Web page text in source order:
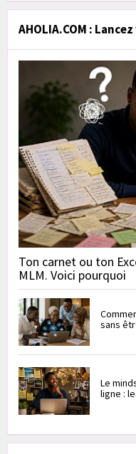
AHOLIA.COM :
Ton carnet ou ton
MLM. Voici pourquoi
sans
Le
ligne :